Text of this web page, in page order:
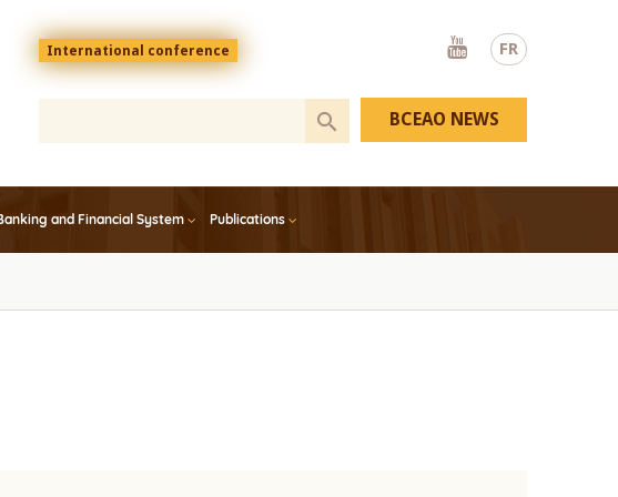
FR
Menu
top
En
International conference
Youtube
and Financial System Publications
BCEAO NEWS